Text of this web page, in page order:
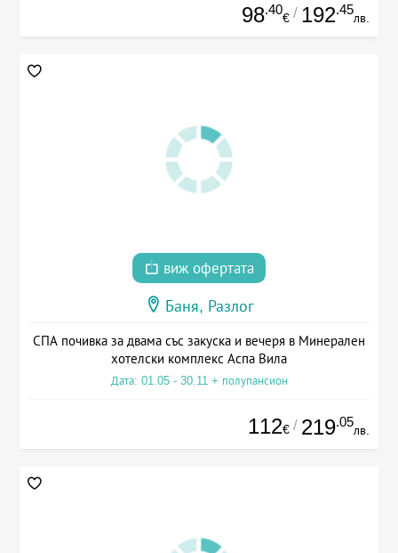
98.40
€ / 192.45
лв.
виж офертата
Баня, Разлог
СПА почивка за двама със закуска и вечеря в Минерален
хотелски комплекс Аспа Вила
Дата: 01.05 - 30.11 + полупансион
112€ / 219.05
лв.